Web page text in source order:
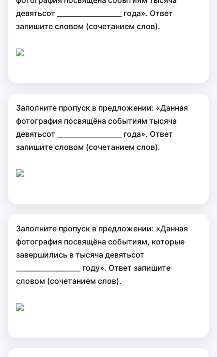
девятьсот ___________________ года». Ответ
запишите словом (сочетанием слов).
Заполните пропуск в предложении: «Данная
фотография посвящёна событиям тысяча
девятьсот ___________________ года». Ответ
запишите словом (сочетанием слов).
Заполните пропуск в предложении: «Данная
фотография посвящёна событиям, которые
завершились в тысяча девятьсот
___________________ году». Ответ запишите
словом (сочетанием слов).